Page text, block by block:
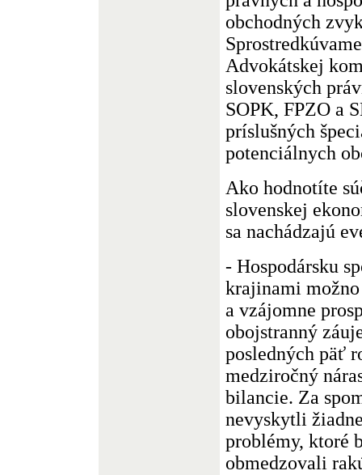
obchodných
Advokátskej
slovenských
SOPK, FPZO a
príslušných
potenciálnych
Ako hodnotíte
slovenskej
sa nachádzajú
- Hospodársku
krajinami
a vzájomne
obojstranný
posledných päť
medziročný
bilancie. Za
nevyskytli
problémy, ktoré
obmedzovali